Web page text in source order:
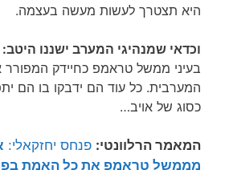
היא תצטרך לעשות מעשה בעצמה.
וכדאי שמנהיגי המערב ישננו היטב:
בעיני ממשל טראמפ כחיידק
המערבית. כל עוד הם ידבקו בו הם
כסוג של אויב…
המאמר הרלוונטי: פנחס יחזקאלי:
מממשל טראמפ את כל האמת